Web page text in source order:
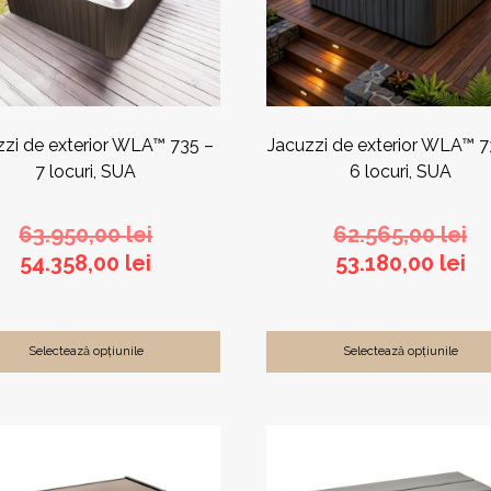
de exterior WLA™ 735 –
7 locuri, SUA
63.950,00leiPrețul
54.358,00 lei
Selectează opțiunile
Jacuzzi de exterior WLA™
6 locuri, SUA
62.565,00lei
53.180,00 lei
Selectează opțiunile